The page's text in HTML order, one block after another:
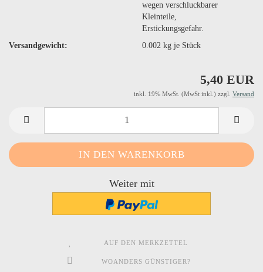
wegen verschluckbarer
Kleinteile,
Erstickungsgefahr.
Versandgewicht:
0.002kg je Stück
5,40 EUR
inkl. 19% MwSt. (MwSt inkl.) zzgl. Versand
Weiter mit
AUF DEN MERKZETTEL
WOANDERS GÜNSTIGER?